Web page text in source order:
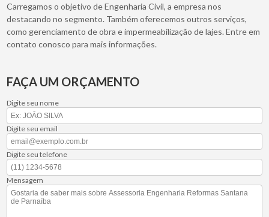
Carregamos o objetivo de Engenharia Civil, a empresa nos
destacando no segmento. Também oferecemos outros serviços,
como gerenciamento de obra e impermeabilização de lajes. Entre em
contato conosco para mais informações.
FAÇA UM ORÇAMENTO
Digite seu nome
Digite seu email
Digite seu telefone
Mensagem